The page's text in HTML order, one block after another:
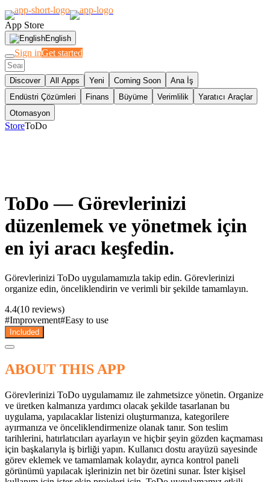
App Store
English
Sign inGet started
Discover All Apps Yeni Coming Soon
Ana İş
Endüstri Çözümleri
Finans Büyüme Verimlilik
Yaratıcı Araçlar
Otomasyon
StoreToDo
ToDo — Görevlerinizi
düzenlemek ve yönetmek için
en iyi aracı keşfedin.
Görevlerinizi ToDo uygulamamızla takip edin. Görevlerinizi
organize edin, önceliklendirin ve verimli bir şekilde tamamlayın.
4.4(10 reviews)
#Improvement#Easy to use
Included
ABOUT THIS APP
Görevlerinizi ToDo uygulamamız ile zahmetsizce yönetin. Organize
ve üretken kalmanıza yardımcı olacak şekilde tasarlanan bu
uygulama, yapılacaklar listenizi oluşturmanıza, kategorilere
ayırmanıza ve önceliklendirmenize olanak tanır. Son teslim
tarihlerini, hatırlatıcıları ayarlayın ve hiçbir şeyin gözden kaçmaması
için başkalarıyla iş birliği yapın. Kullanıcı dostu arayüzü sayesinde
görev eklemek ve tamamlamak kolaydır, ayrıca kontrol paneli
görünümü yapılacak işlerinizin net bir özetini sunar. İster kişisel